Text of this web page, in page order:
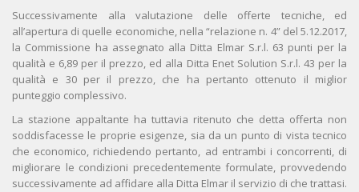
Successivamente alla valutazione delle offerte tecniche, ed
all’apertura di quelle economiche, nella “relazione n. 4” del 5.12.2017,
la Commissione ha assegnato alla Ditta Elmar S.r.l. 63 punti per la
qualità e 6,89 per il prezzo, ed alla Ditta Enet Solution S.r.l. 43 per la
qualità e 30 per il prezzo, che ha pertanto ottenuto il miglior
punteggio complessivo.
La stazione appaltante ha tuttavia ritenuto che detta offerta non
soddisfacesse le proprie esigenze, sia da un punto di vista tecnico
che economico, richiedendo pertanto, ad entrambi i concorrenti, di
migliorare le condizioni precedentemente formulate, provvedendo
successivamente ad affidare alla Ditta Elmar il servizio di che trattasi.